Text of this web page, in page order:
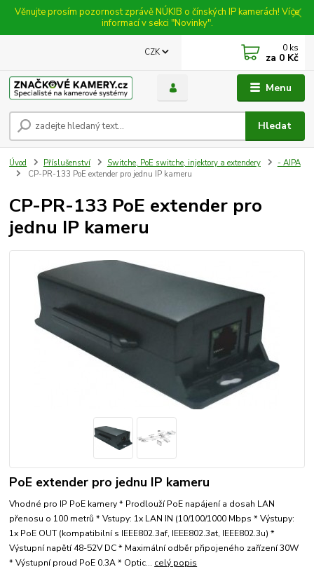
Věnujte prosím pozornost zprávě NÚKIB o čínských IP kamerách! Více
informací v sekci "Novinky".
Menu
CZK
Hledat
0 ks
za 0 Kč
Úvod Příslušenství Switche, PoE switche, injektory a extendery
- AIPA
CP-PR-133 PoE extender pro jednu IP kameru
CP-PR-133 PoE extender pro
jednu IP kameru
PoE extender pro jednu IP kameru
Vhodné pro IP PoE kamery * Prodlouží PoE napájení a dosah LAN
přenosu o 100 metrů * Vstupy: 1x LAN IN (10/100/1000 Mbps * Výstupy:
1x PoE OUT (kompatibilní s IEEE802.3af, IEEE802.3at, IEEE802.3u) *
Výstupní napětí 48-52V DC * Maximální odběr připojeného zařízení 30W
* Výstupní proud PoE 0.3A * Optic... celý popis